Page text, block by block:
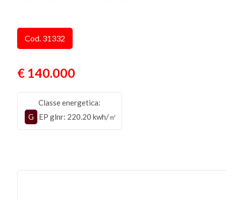
Cod. 31332
€ 140.000
Classe energetica:
G
EP glnr: 220.20 kwh/㎡